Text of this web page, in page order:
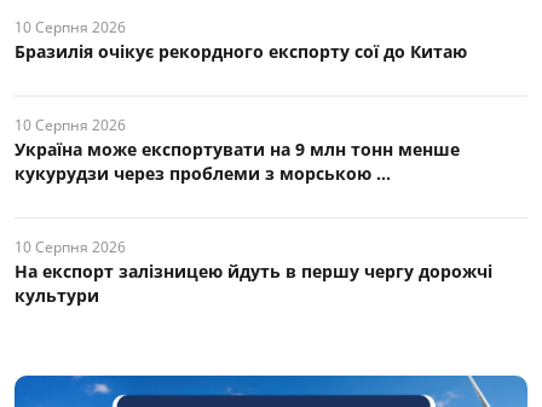
10 Серпня 2026
Бразилія очікує рекордного експорту сої до Китаю
10 Серпня 2026
Україна може експортувати на 9 млн тонн менше
кукурудзи через проблеми з морською ...
10 Серпня 2026
На експорт залізницею йдуть в першу чергу дорожчі
культури